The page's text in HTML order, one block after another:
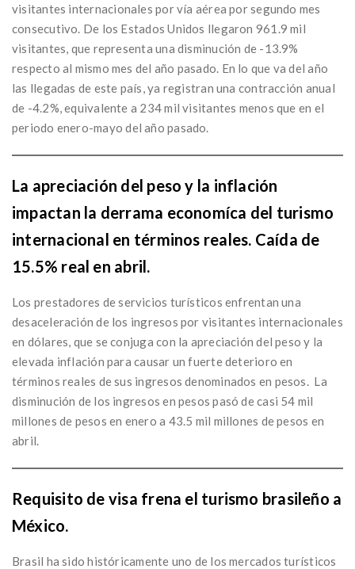
visitantes internacionales por vía aérea por segundo mes
consecutivo. De los Estados Unidos llegaron 961.9 mil
visitantes, que representa una disminución de -13.9%
respecto al mismo mes del año pasado. En lo que va del año
las llegadas de este país, ya registran una contracción anual
de -4.2%, equivalente a 234 mil visitantes menos que en el
periodo enero-mayo del año pasado.
La apreciación del peso y la inflación
impactan la derrama economíca del turismo
internacional en términos reales. Caída de
15.5% real en abril.
Los prestadores de servicios turísticos enfrentan una
desaceleración de los ingresos por visitantes internacionales
en dólares, que se conjuga con la apreciación del peso y la
elevada inflación para causar un fuerte deterioro en
términos reales de sus ingresos denominados en pesos. La
disminución de los ingresos en pesos pasó de casi 54 mil
millones de pesos en enero a 43.5 mil millones de pesos en
abril.
Requisito de visa frena el turismo brasileño a
México.
Brasil ha sido históricamente uno de los mercados turísticos